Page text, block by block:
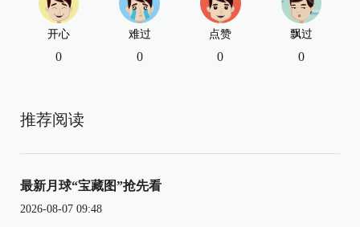
开心
0
难过
0
点赞
0
飘过
0
推荐阅读
最新月球“宝藏图”抢先看
2026-08-07 09:48